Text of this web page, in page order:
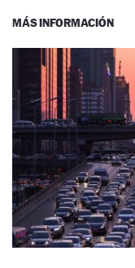
MÁS INFORMACIÓN